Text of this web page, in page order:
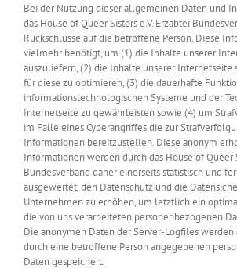
Bei der Nutzung dieser allgemeinen Daten und
das House of Queer Sisters e.V. Erzabtei
Rückschlüsse auf die betroffene Person. Diese
vielmehr benötigt, um (1) die Inhalte unserer
auszuliefern, (2) die Inhalte unserer Internetseite
für diese zu optimieren, (3) die dauerhafte
informationstechnologischen Systeme und der
Internetseite zu gewährleisten sowie (4) um
im Falle eines Cyberangriffes die zur
Informationen bereitzustellen. Diese anonym
Informationen werden durch das House of Queer
Bundesverband daher einerseits statistisch und
ausgewertet, den Datenschutz und die
Unternehmen zu erhöhen, um letztlich ein
die von uns verarbeiteten personenbezogenen
Die anonymen Daten der Server-Logfiles
durch eine betroffene Person angegebenen
Daten gespeichert.